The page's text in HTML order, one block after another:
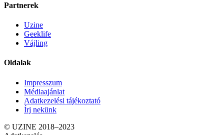
Partnerek
Uzine
Geeklife
Vájling
Oldalak
Impresszum
Médiaajánlat
Adatkezelési tájékoztató
Írj nekünk
© UZINE 2018–2023